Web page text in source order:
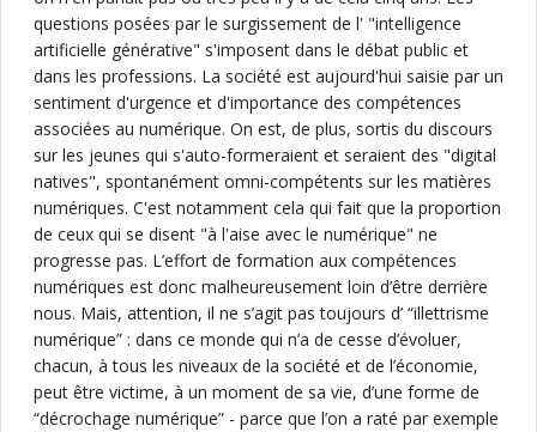
questions posées par le surgissement de l' "intelligence
artificielle générative" s'imposent dans le débat public et
dans les professions. La société est aujourd'hui saisie par un
sentiment d'urgence et d'importance des compétences
associées au numérique. On est, de plus, sortis du discours
sur les jeunes qui s'auto-formeraient et seraient des "digital
natives", spontanément omni-compétents sur les matières
numériques. C'est notamment cela qui fait que la proportion
de ceux qui se disent "à l'aise avec le numérique" ne
progresse pas. L’effort de formation aux compétences
numériques est donc malheureusement loin d’être derrière
nous. Mais, attention, il ne s’agit pas toujours d’ “illettrisme
numérique” : dans ce monde qui n’a de cesse d’évoluer,
chacun, à tous les niveaux de la société et de l’économie,
peut être victime, à un moment de sa vie, d’une forme de
“décrochage numérique” - parce que l’on a raté par exemple